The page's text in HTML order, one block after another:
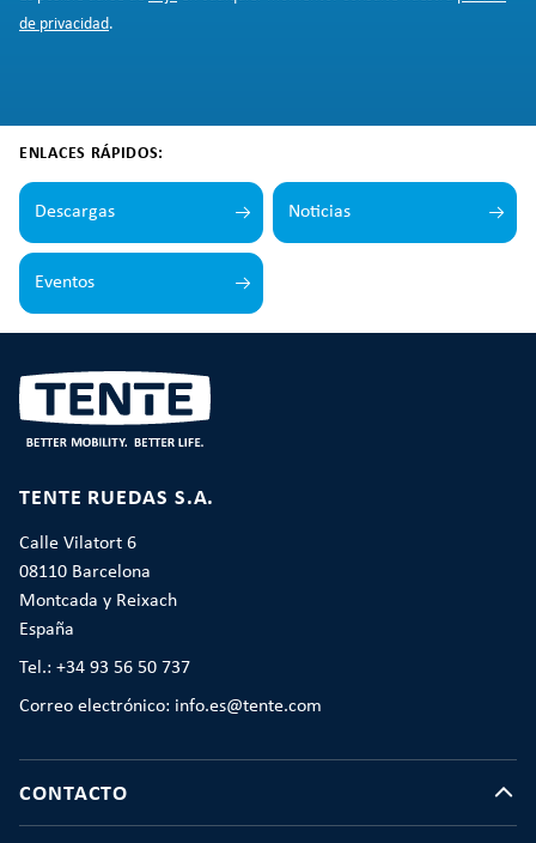
de privacidad.
ENLACES RÁPIDOS:
Descargas Noticias
Eventos
TENTE RUEDAS S.A.
Calle Vilatort 6
08110 Barcelona
Montcada y Reixach
España
Tel.: +34 93 56 50 737
Correo electrónico: info.es@tente.com
CONTACTO